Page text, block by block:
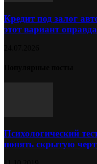
Кредит под залог
этот вариант
Психологический
понять скрытую